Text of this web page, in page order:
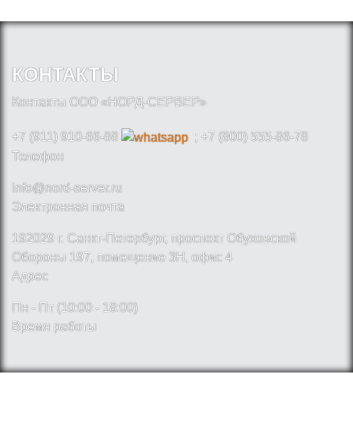
КОНТАКТЫ
Контакты ООО «НОРД-СЕРВЕР»
+7 (911) 910-66-88
; +7 (800) 555-86-78
Телефон
info@nord-server.ru
Электронная почта
192029 г. Санкт-Петербург, проспект Обуховской
Обороны 197, помещение 3Н, офис 4
Адрес
Пн - Пт (10:00 - 18:00)
Время работы